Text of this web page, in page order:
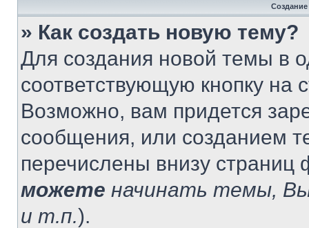
» Как создать новую тему?
Для создания новой темы в
соответствующую кнопку
Возможно, вам придется
сообщения, или созданием
перечислены внизу
можете начинать темы,
и т.п.).